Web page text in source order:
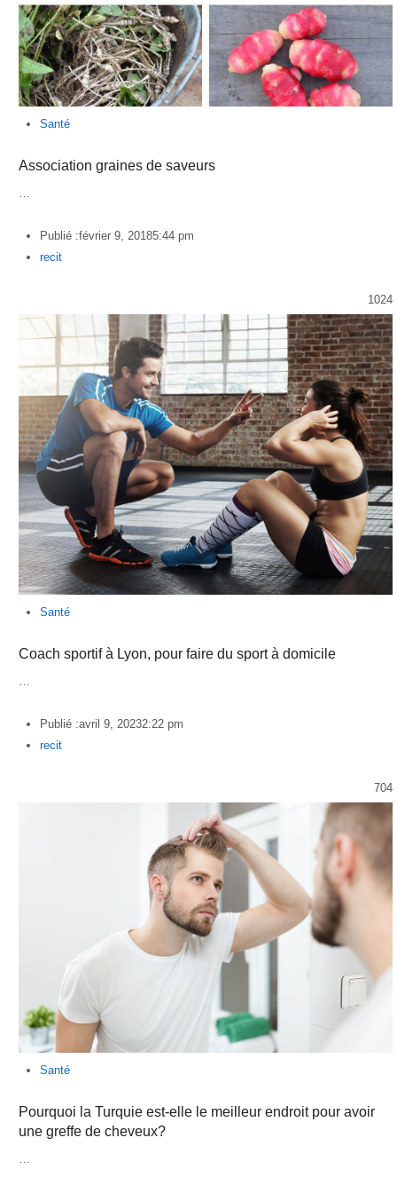
Santé
Association graines de saveurs
Publié :février 9, 20185:44 pm
Author
recit
1024
Santé
Coach sportif à Lyon, pour faire du sport à domicile
…
Publié :avril 9, 20232:22 pm
Author
recit
704
Santé
Pourquoi la Turquie est-elle le meilleur endroit pour avoir
une greffe de cheveux?